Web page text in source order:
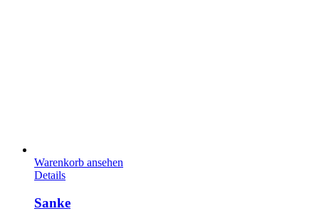
Warenkorb ansehen
Details
Sanke